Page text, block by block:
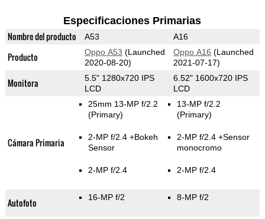
Especificaciones Primarias
Nombre del producto A53 A16
Producto Oppo A53 (Launched
2020-08-20)
Oppo A16 (Launched
2021-07-17)
Monitora
5.5" 1280x720 IPS
LCD
6.52" 1600x720 IPS
LCD
Cámara Primaria
25mm 13-MP f/2.2
(Primary)
2-MP f/2.4 +Bokeh
Sensor
2-MP f/2.4
13-MP f/2.2
(Primary)
2-MP f/2.4 +Sensor
monocromo
2-MP f/2.4
Autofoto 16-MP f/2 8-MP f/2